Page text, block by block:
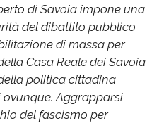
di Savoia impone una
del dibattito pubblico
di massa per
Casa Reale dei Savoia
politica cittadina
Aggrapparsi
del fascismo per